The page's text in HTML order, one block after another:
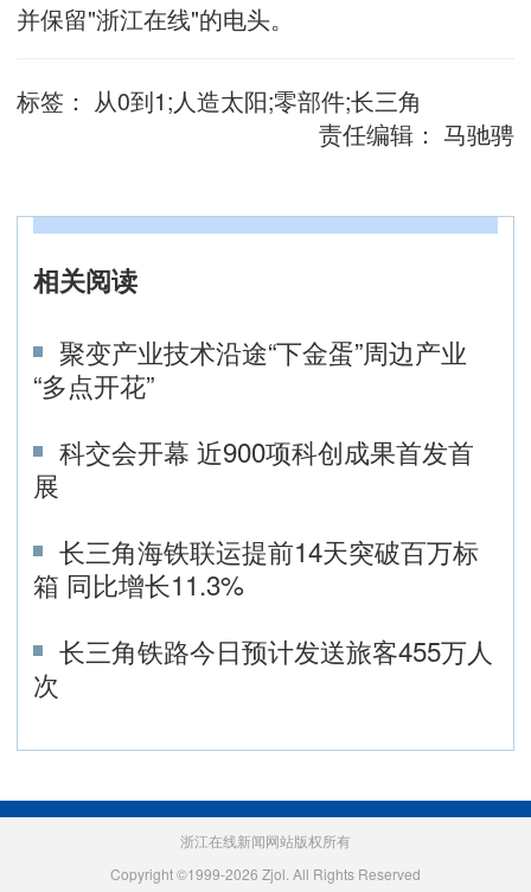
并保留"浙江在线"的电头。
标签： 从0到1;人造太阳;零部件;长三角
责任编辑： 马驰骋
相关阅读
聚变产业技术沿途“下金蛋”周边产业
“多点开花”
科交会开幕 近900项科创成果首发首
展
长三角海铁联运提前14天突破百万标
箱 同比增长11.3%
长三角铁路今日预计发送旅客455万人
次
浙江在线新闻网站版权所有
Copyright ©1999-2026 Zjol. All Rights Reserved